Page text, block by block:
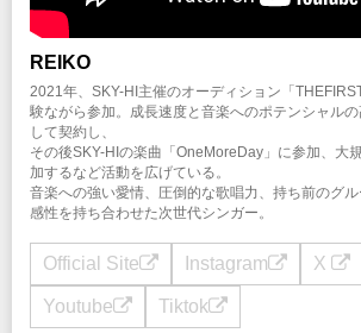
REIKO
2021年、SKY-HI主催のオーディション「
験ながら参加。成⻑速度と音楽へのポテンシャル
して契約し、
その後SKY-HIの楽曲「OneMoreDay」に参加、大
加するなど活動を広げている。
音楽への強い愛情、圧倒的な歌唱力、持ち前のグ
感性を持ち合わせた次世代シンガー。
Official Site Instagram X
Youtube Tiktok